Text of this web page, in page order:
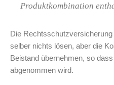
Produktkombination
Die
selber nichts lösen, aber die
Beistand übernehmen, so
abgenommen wird.